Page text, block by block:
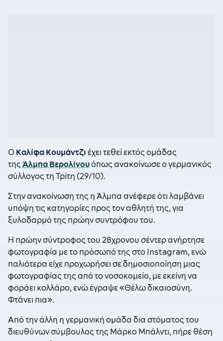
Ο Καλίφα Κουμάντζι έχει τεθεί εκτός ομάδας
της Άλμπα Βερολίνουόπως ανακοίνωσε ο γερμανικός
σύλλογος τη Τρίτη (29/10).
Στην ανακοίνωση της η Άλμπα ανέφερε ότι λαμβάνει
υπόψη τις κατηγορίες προς τον αθλητή της, για
ξυλοδαρμό της πρώην συντρόφου του.
Η πρώην σύντροφος του 28χρονου σέντερ ανήρτησε
φωτογραφία με το πρόσωπό της στο Instagram, ενώ
παλιότερα είχε προχωρήσει σε δημοσιοποίηση μιας
φωτογραφίας της από το νοσοκομείο, με εκείνη να
φοράει κολλάρο, ενώ έγραψε «Θέλω δικαιοσύνη.
Φτάνει πια».
Από την άλλη η γερμανική ομάδα δια στόματος του
διευθύνων σύμβουλος της Μάρκο Μπάλντι, πήρε θέση